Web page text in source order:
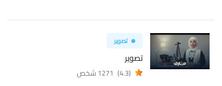
تصوير
تصوير
(4.3) 1271 شخص